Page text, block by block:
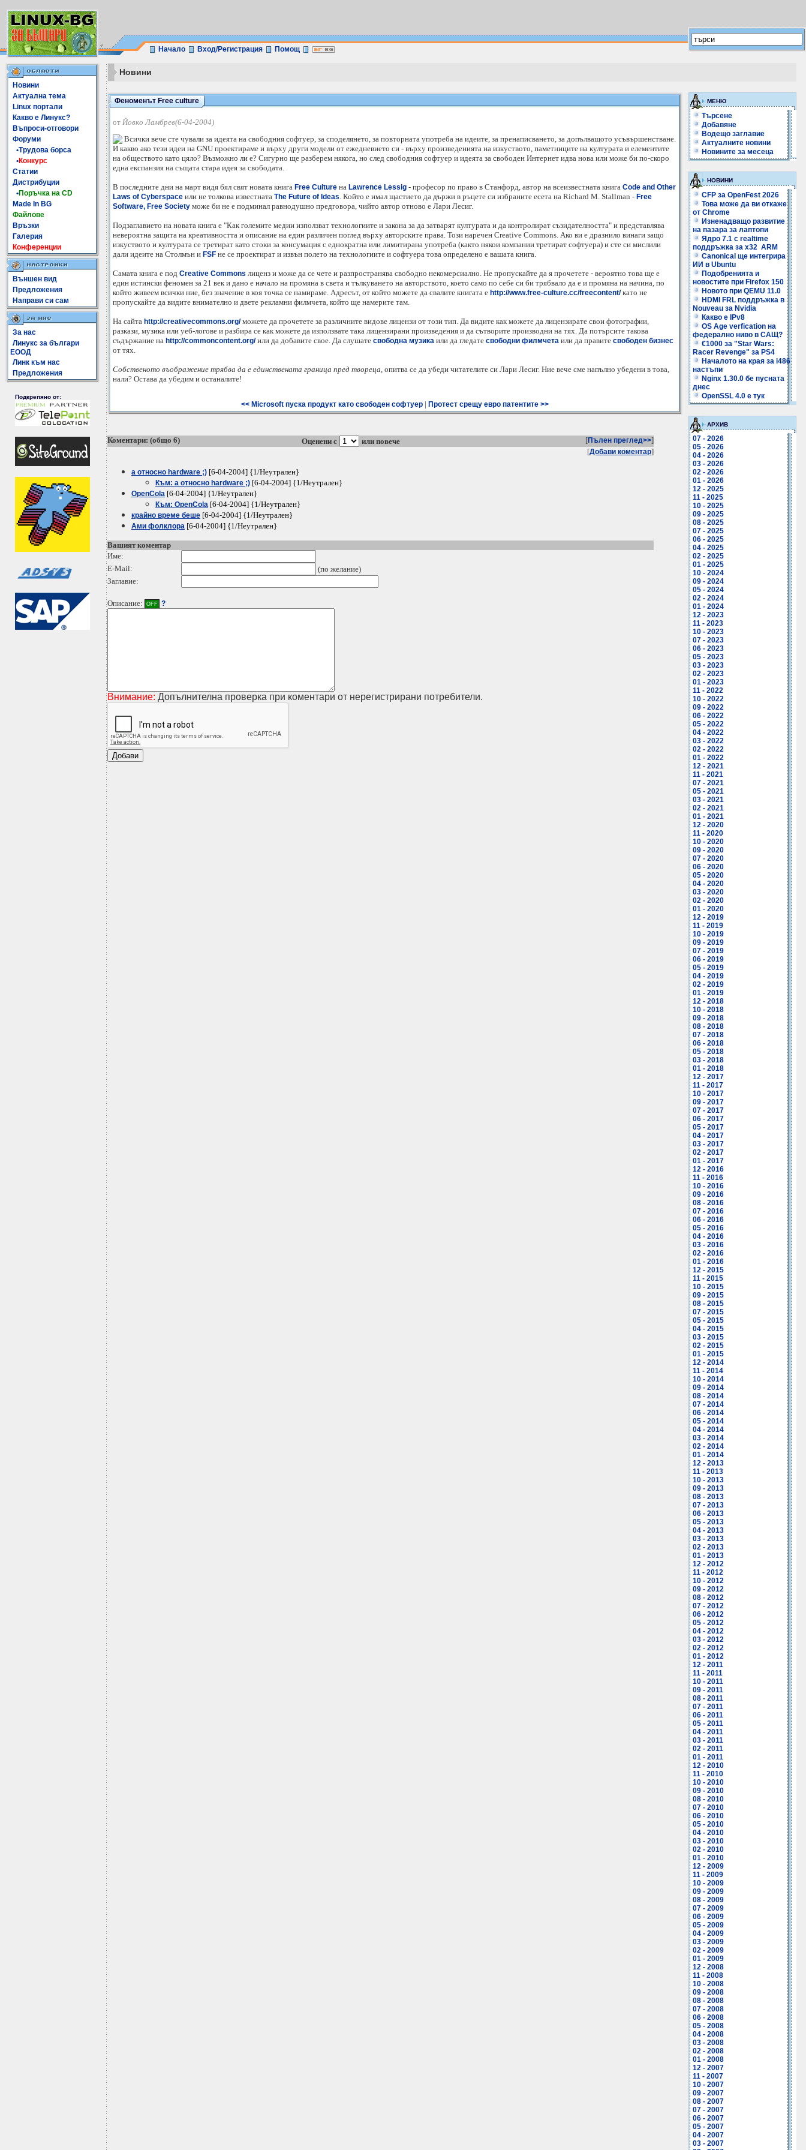
Начало Вход/Регистрация Помощ
Новини
Актуална тема
Linux портали
Какво е Линукс?
Въпроси-отговори
Форуми
•Трудова борса
•Конкурс
Статии
Дистрибуции
•Поръчка на CD
Made In BG
Файлове
Връзки
Галерия
Конференции
Външен вид
Предложения
Направи си сам
За нас
Линукс за българи
ЕООД
Линк към нас
Предложения
Подкрепяно от:
Новини
Феноменът Free culture
от Йовко Ламбрев(6-04-2004)
Всички вече сте чували за идеята на свободния софтуер, за споделянето, за повторната употреба на идеите, за пренаписването, за допълващото усъвършенстване.
И какво ако тези идеи на GNU проектираме и върху други модели от ежедневието си - върху произведенията на изкуството, паметниците на културата и елементите
на обществото като цяло? Възможно ли е? Сигурно ще разберем някога, но след свободния софтуер и идеята за свободен Интернет идва нова или може би по-скоро
една експанзия на същата стара идея за свободата.
В последните дни на март видя бял свят новата книга Free Culture на Lawrence Lessig - професор по право в Станфорд, автор на всеизвестната книга Code and Other
Laws of Cyberspace или не толкова известната The Future of Ideas. Който е имал щастието да държи в ръцете си избраните есета на Richard M. Stallman - Free
Software, Free Society може би не е подминал равнодушно предговора, чийто автор отново е Лари Лесиг.
Подзаглавието на новата книга е "Как големите медии използват технологиите и закона за да затварят културата и да контролират съзидателността" и представлява
невероятнa защита на креативността и описание на един различен поглед върху авторските права. Този наречен Creative Commons. Ако ви е дразнило винаги защо
изкуството и културата се третират като стоки за консумация с еднократна или лимитирана употреба (както някои компании третират софтуера) и сте си мислили
дали идеите на Столмън и FSF не се проектират и извън полето на технологиите и софтуера това определено е вашата книга.
Самата книга е под Creative Commons лиценз и може да се чете и разпространява свободно некомерсиално. Не пропускайте да я прочетете - вероятно това ще е
един истински феномен за 21 век и дано е начало на промяна в света и тълкуването на авторството, което само по себе си би трябвало да е и промяна на начина, по
който живеем всички ние, без значение в коя точка се намираме. Адресът, от който можете да свалите книгата е http://www.free-culture.cc/freecontent/като не
пропускайте да видите внимателно и двете рекламни филмчета, който ще намерите там.
На сайта http://creativecommons.org/можете да прочетете за различните видове лицензи от този тип. Да видите как можете да лицензирате свои фотографии,
разкази, музика или уеб-логове и разбира се как можете да използвате така лицензирани произведения и да сътворите производни на тях. Да потърсите такова
съдържание на http://commoncontent.org/или да добавите свое. Да слушате свободна музика или да гледате свободни филмчета или да правите свободен бизнес
от тях.
Собственото въображение трябва да е единствената граница пред твореца, опитва се да убеди читателите си Лари Лесиг. Ние вече сме напълно убедени в това,
нали? Остава да убедим и останалите!
<< Microsoft пуска продукт като свободен софтуер | Протест срещу евро патентите >>
Коментари: (общо 6) Оценени с или повече [Пълен преглед>>]
[Добави коментар]
а относно hardware ;) [6-04-2004] {1/Неутрален}
Към: а относно hardware ;) [6-04-2004] {1/Неутрален}
OpenCola [6-04-2004] {1/Неутрален}
Към: OpenCola [6-04-2004] {1/Неутрален}
крайно време беше [6-04-2004] {1/Неутрален}
Ами фолклора [6-04-2004] {1/Неутрален}
Вашият коментар
Име:
E-Mail:
(по желание)
Заглавие:
Описание: OFF ?
Внимание: Допълнителна проверка при коментари от нерегистрирани потребители.
МЕНЮ
Търсене
Добавяне
Водещо заглавие
Актуалните новини
Новините за месеца
НОВИНИ
CFP за OpenFest 2026
Това може да ви откаже
от Chrome
Изненадващо развитие
на пазара за лаптопи
Ядро 7.1 с realtime
поддръжка за x32 ARM
Canonical ще интегрира
ИИ в Ubuntu
Подобренията и
новостите при Firefox 150
Новото при QEMU 11.0
HDMI FRL поддръжка в
Nouveau за Nvidia
Какво е IPv8
OS Age verfication на
федерално ниво в САЩ?
€1000 за "Star Wars:
Racer Revenge" за PS4
Началото на края за i486
настъпи
Nginx 1.30.0 бе пусната
днес
OpenSSL 4.0 е тук
АРХИВ
07 - 2026
05 - 2026
04 - 2026
03 - 2026
02 - 2026
01 - 2026
12 - 2025
11 - 2025
10 - 2025
09 - 2025
08 - 2025
07 - 2025
06 - 2025
04 - 2025
02 - 2025
01 - 2025
10 - 2024
09 - 2024
05 - 2024
02 - 2024
01 - 2024
12 - 2023
11 - 2023
10 - 2023
07 - 2023
06 - 2023
05 - 2023
03 - 2023
02 - 2023
01 - 2023
11 - 2022
10 - 2022
09 - 2022
06 - 2022
05 - 2022
04 - 2022
03 - 2022
02 - 2022
01 - 2022
12 - 2021
11 - 2021
07 - 2021
05 - 2021
03 - 2021
02 - 2021
01 - 2021
12 - 2020
11 - 2020
10 - 2020
09 - 2020
07 - 2020
06 - 2020
05 - 2020
04 - 2020
03 - 2020
02 - 2020
01 - 2020
12 - 2019
11 - 2019
10 - 2019
09 - 2019
07 - 2019
06 - 2019
05 - 2019
04 - 2019
02 - 2019
01 - 2019
12 - 2018
10 - 2018
09 - 2018
08 - 2018
07 - 2018
06 - 2018
05 - 2018
03 - 2018
01 - 2018
12 - 2017
11 - 2017
10 - 2017
09 - 2017
07 - 2017
06 - 2017
05 - 2017
04 - 2017
03 - 2017
02 - 2017
01 - 2017
12 - 2016
11 - 2016
10 - 2016
09 - 2016
08 - 2016
07 - 2016
06 - 2016
05 - 2016
04 - 2016
03 - 2016
02 - 2016
01 - 2016
12 - 2015
11 - 2015
10 - 2015
09 - 2015
08 - 2015
07 - 2015
05 - 2015
04 - 2015
03 - 2015
02 - 2015
01 - 2015
12 - 2014
11 - 2014
10 - 2014
09 - 2014
08 - 2014
07 - 2014
06 - 2014
05 - 2014
04 - 2014
03 - 2014
02 - 2014
01 - 2014
12 - 2013
11 - 2013
10 - 2013
09 - 2013
08 - 2013
07 - 2013
06 - 2013
05 - 2013
04 - 2013
03 - 2013
02 - 2013
01 - 2013
12 - 2012
11 - 2012
10 - 2012
09 - 2012
08 - 2012
07 - 2012
06 - 2012
05 - 2012
04 - 2012
03 - 2012
02 - 2012
01 - 2012
12 - 2011
11 - 2011
10 - 2011
09 - 2011
08 - 2011
07 - 2011
06 - 2011
05 - 2011
04 - 2011
03 - 2011
02 - 2011
01 - 2011
12 - 2010
11 - 2010
10 - 2010
09 - 2010
08 - 2010
07 - 2010
06 - 2010
05 - 2010
04 - 2010
03 - 2010
02 - 2010
01 - 2010
12 - 2009
11 - 2009
10 - 2009
09 - 2009
08 - 2009
07 - 2009
06 - 2009
05 - 2009
04 - 2009
03 - 2009
02 - 2009
01 - 2009
12 - 2008
11 - 2008
10 - 2008
09 - 2008
08 - 2008
07 - 2008
06 - 2008
05 - 2008
04 - 2008
03 - 2008
02 - 2008
01 - 2008
12 - 2007
11 - 2007
10 - 2007
09 - 2007
08 - 2007
07 - 2007
06 - 2007
05 - 2007
04 - 2007
03 - 2007